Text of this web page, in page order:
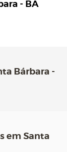
- BA
Bárbara -
em Santa